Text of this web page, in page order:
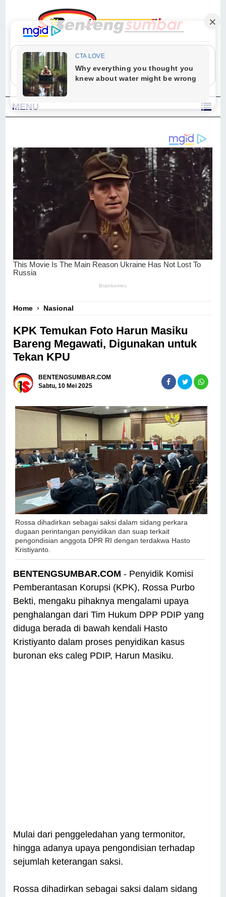
"Sesungguhnya Allah dan para malaikat-Nya berselawat untuk Nabi.
Wahai orang-orang yang beriman, berselawatlah kamu untuk Nabi dan
ucapkanlah salam dengan penuh penghormatan kepadanya." (Qs. Al
Ahzab Ayat 56)
MENU
Home › Nasional
KPK Temukan Foto Harun Masiku
Bareng Megawati, Digunakan untuk
Tekan KPU
BENTENGSUMBAR.COM
Sabtu, 10 Mei 2025
Rossa dihadirkan sebagai saksi dalam sidang perkara
dugaan perintangan penyidikan dan suap terkait
pengondisian anggota DPR RI dengan terdakwa Hasto
Kristiyanto.
BENTENGSUMBAR.COM - Penyidik Komisi
Pemberantasan Korupsi (KPK), Rossa Purbo
Bekti, mengaku pihaknya mengalami upaya
penghalangan dari Tim Hukum DPP PDIP yang
diduga berada di bawah kendali Hasto
Kristiyanto dalam proses penyidikan kasus
buronan eks caleg PDIP, Harun Masiku.
Mulai dari penggeledahan yang termonitor,
hingga adanya upaya pengondisian terhadap
sejumlah keterangan saksi.
Rossa dihadirkan sebagai saksi dalam sidang